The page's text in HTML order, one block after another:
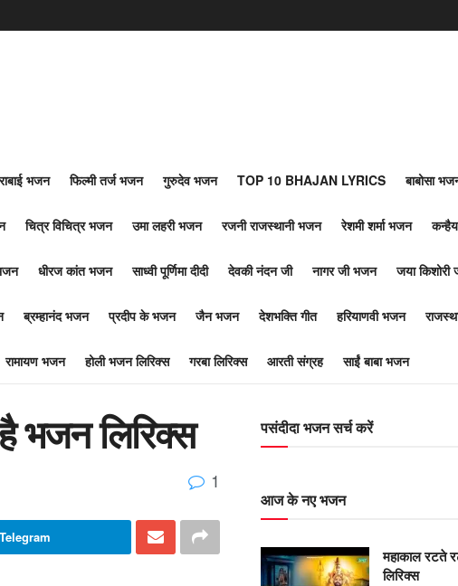
भजन फिल्मी तर्ज भजन गुरुदेव भजन TOP 10 BHAJAN LYRICS बाबोसा
चित्र विचित्र भजन उमा लहरी भजन रजनी राजस्थानी भजन रेशमी शर्मा भजन
धीरज कांत भजन साध्वी पूर्णिमा दीदी देवकी नंदन जी नागर जी भजन जया किशोरी
ब्रम्हानंद भजन प्रदीप के भजन जैन भजन देशभक्ति गीत हरियाणवी भजन
रामायण भजन होली भजन लिरिक्स गरबा लिरिक्स आरती संग्रह साईं बाबा भजन
भजन लिरिक्स
1
पसंदीदा भजन सर्च करें
आज के नए भजन
महाकाल रटते
लिरिक्स